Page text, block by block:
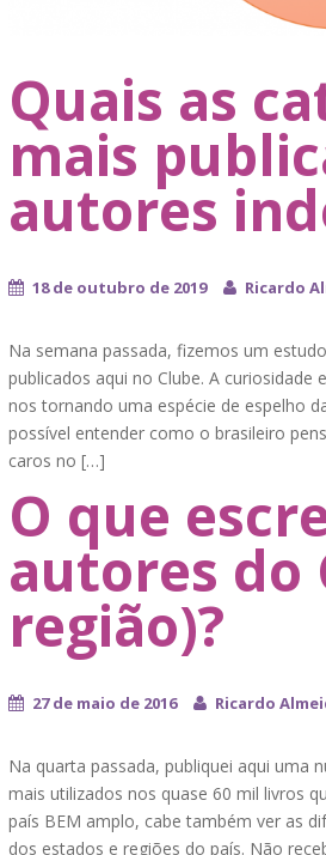
Quais as
mais
autores
18 de outubro de 2019 Ricardo
Na semana passada, fizemos um
publicados aqui no Clube. A curiosidade
nos tornando uma espécie de espelho
possível entender como o brasileiro
caros no […]
O que
autores do
região)?
27 de maio de 2016 Ricardo
Na quarta passada, publiquei aqui uma
mais utilizados nos quase 60 mil livros
país BEM amplo, cabe também ver as
dos estados e regiões do país. Não